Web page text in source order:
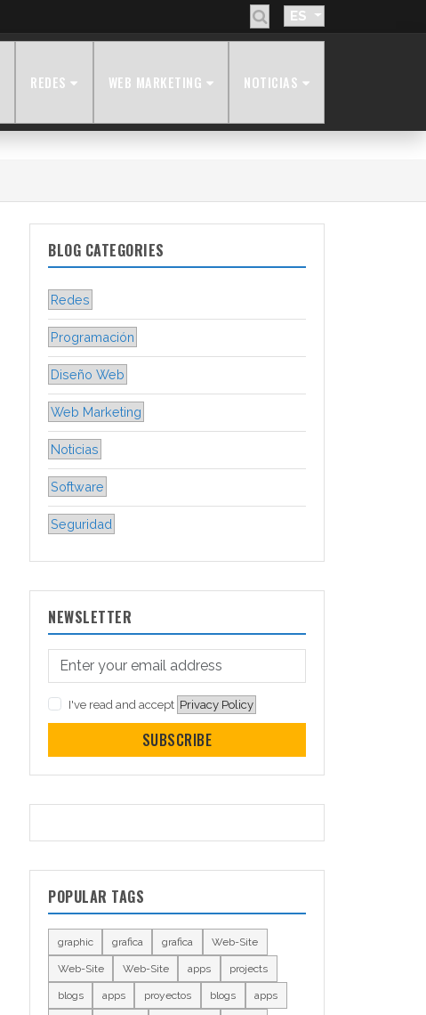
ES
REDES WEB MARKETING NOTICIAS
BLOG CATEGORIES
Redes
Programación
Diseño Web
Web Marketing
Noticias
Software
Seguridad
NEWSLETTER
I've read and accept Privacy Policy
SUBSCRIBE
POPULAR TAGS
graphic grafica grafica Web-Site
Web-Site Web-Site apps projects
blogs apps proyectos blogs apps